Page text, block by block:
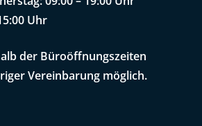
Uhr
der Büroöffnungszeiten
Vereinbarung möglich.